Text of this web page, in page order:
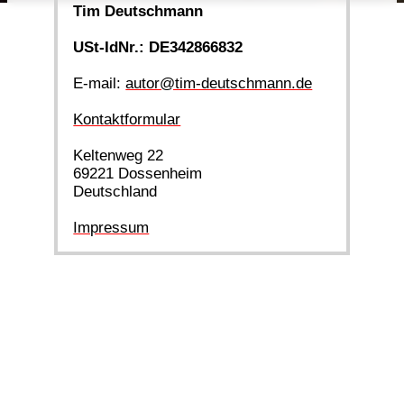
Tim Deutschmann
USt-IdNr.: DE342866832
E-mail:autor@tim-deutschmann.de
Kontaktformular
Keltenweg 22
69221 Dossenheim
Deutschland
Impressum